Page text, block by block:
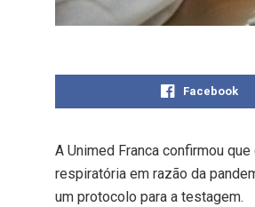
Facebook
A Unimed Franca confirmou
respiratória em razão da
um protocolo para a testagem.